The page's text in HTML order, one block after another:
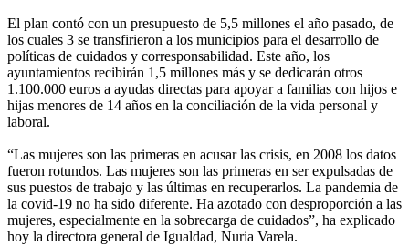
El plan contó con un presupuesto de 5,5 millones el año pasado, de
los cuales 3 se transfirieron a los municipios para el desarrollo de
políticas de cuidados y corresponsabilidad. Este año, los
ayuntamientos recibirán 1,5 millones más y se dedicarán otros
1.100.000 euros a ayudas directas para apoyar a familias con hijos e
hijas menores de 14 años en la conciliación de la vida personal y
laboral.
“Las mujeres son las primeras en acusar las crisis, en 2008 los datos
fueron rotundos. Las mujeres son las primeras en ser expulsadas de
sus puestos de trabajo y las últimas en recuperarlos. La pandemia de
la covid-19 no ha sido diferente. Ha azotado con desproporción a las
mujeres, especialmente en la sobrecarga de cuidados”, ha explicado
hoy la directora general de Igualdad, Nuria Varela.